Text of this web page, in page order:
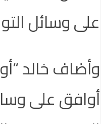
على وسائل
وأضاف خالد
أوافق على